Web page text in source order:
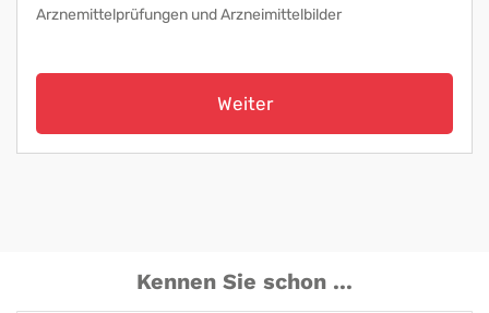
Arznemittelprüfungen und Arzneimittelbilder
Weiter
Kennen Sie schon ...